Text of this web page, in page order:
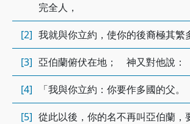
完全人，
[2] 我就與你立約，使你的後裔極其繁
[3] 亞伯蘭俯伏在地； 神又對他說：
[4] 「我與你立約：你要作多國的父。
[5] 從此以後，你的名不再叫亞伯蘭，